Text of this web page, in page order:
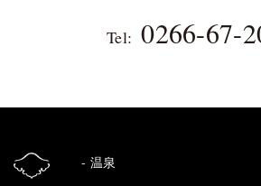
Tel: 0266-67-
温泉